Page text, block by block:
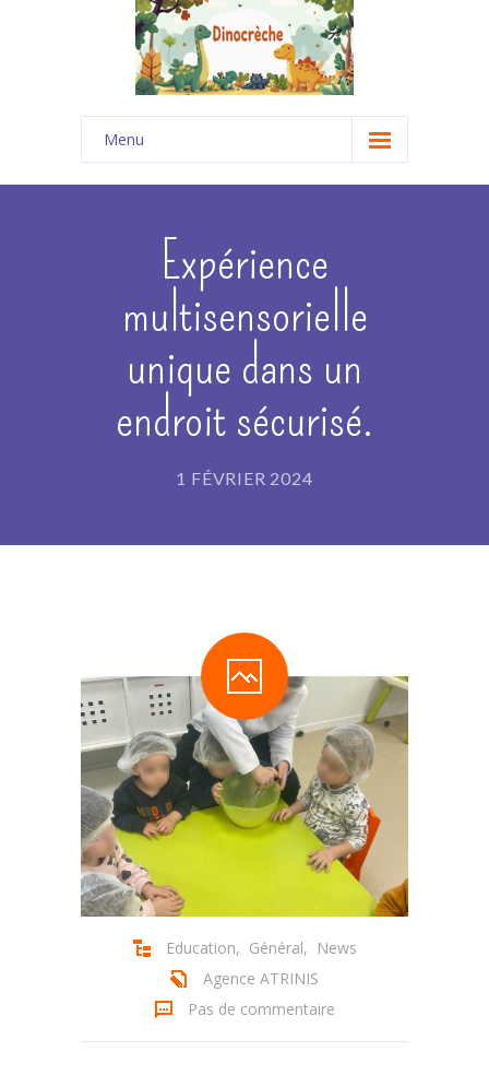
Menu
Accueil
-- Projets Pédagogiques
---- Le Projet Pédagogique DINOCRECHE (69)
---- Le Projet Pédagogique LA MAISONNÉE
---- Le Projet Pédagogique "Des Trésors de
Pirates"
-- Se connecter
-- Se déconnecter
-- Demander mon mot de passe
Contact
Tarifications
Pré-inscription
-- Pré-inscription aux crèches
Expérience
multisensorielle
unique dans un
endroit sécurisé.
1 FÉVRIER 2024
Education, Général, News
Agence ATRINIS
Pas de commentaire